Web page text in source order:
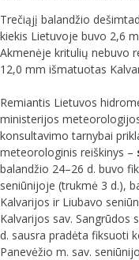
Trečiąjį balandžio
kiekis Lietuvoje buvo 2,6
Akmenėje kritulių nebuvo
12,0 mm išmatuotas
Remiantis Lietuvos
ministerijos
konsultavimo tarnybai
meteorologinis reiškinys –
balandžio 24–26 d. buvo
seniūnijoje (trukmė 3 d.),
Kalvarijos ir Liubavo
Kalvarijos sav. Sangrūdos
d. sausra pradėta fiksuoti
Panevėžio m. sav.